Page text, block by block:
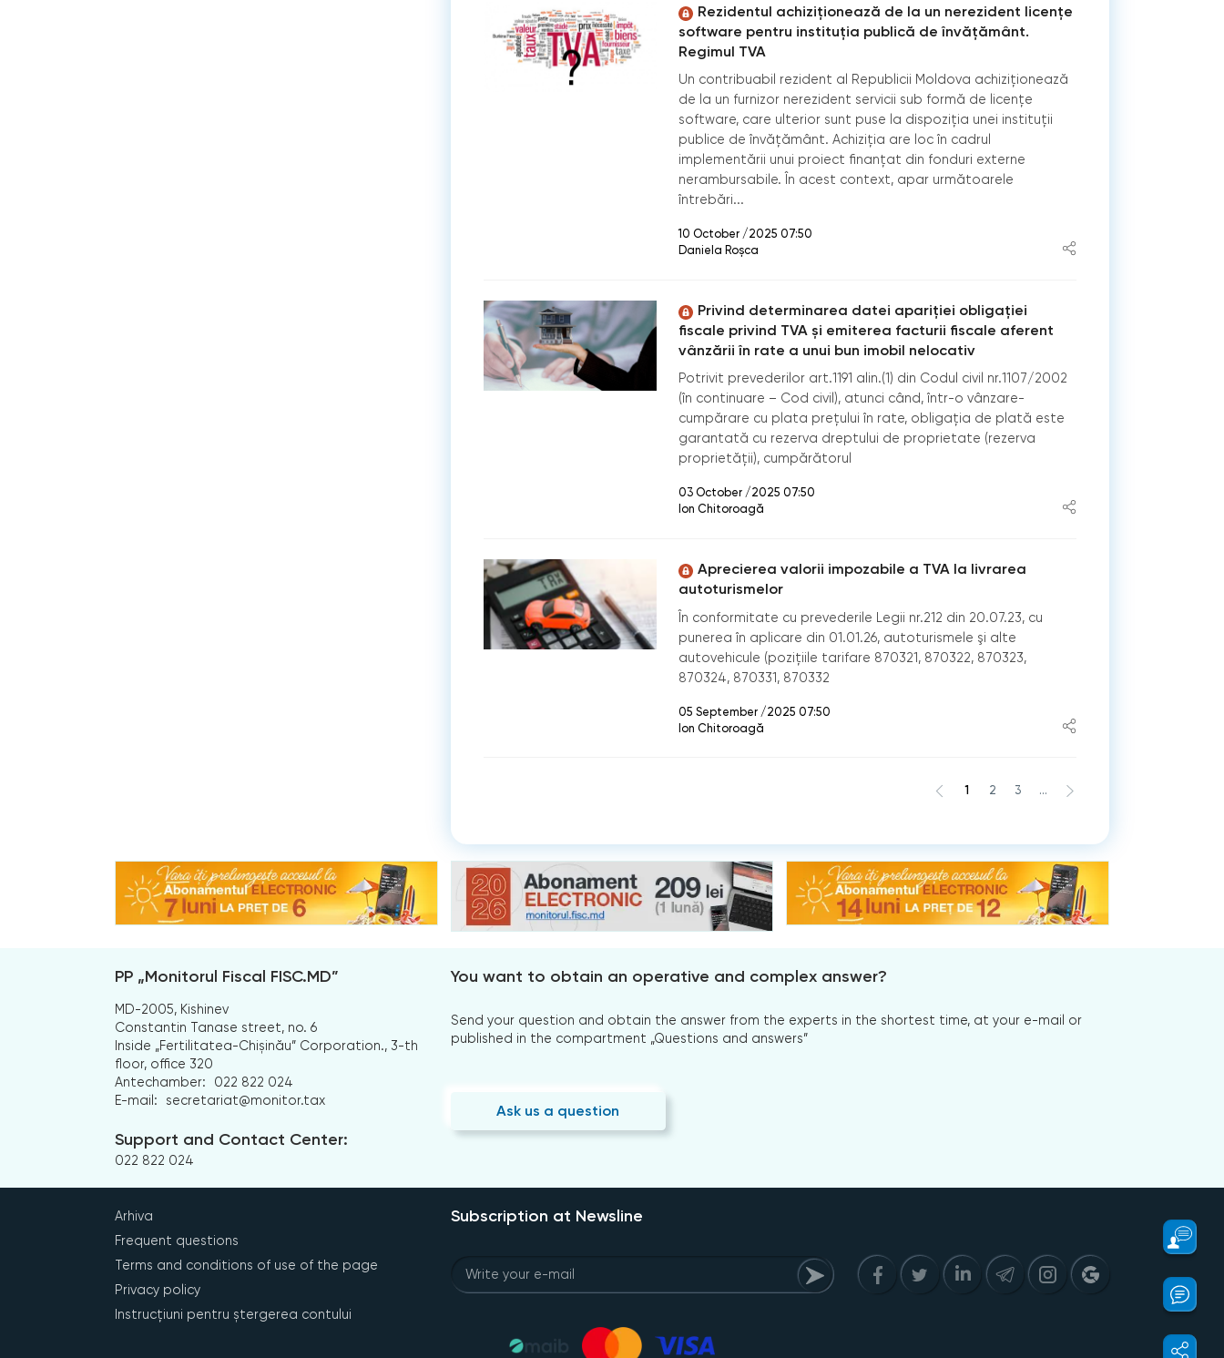
Rezidentul achiziționează de la un nerezident licențe
software pentru instituția publică de învățământ.
Regimul TVA
Un contribuabil rezident al Republicii Moldova achiziționează
de la un furnizor nerezident servicii sub formă de licențe
software, care ulterior sunt puse la dispoziția unei instituții
publice de învățământ. Achiziția are loc în cadrul
implementării unui proiect finanțat din fonduri externe
nerambursabile. În acest context, apar următoarele
întrebări...
10 October /2025 07:50
Daniela Roșca
Privind determinarea datei apariției obligației
fiscale privind TVA și emiterea facturii fiscale aferent
vânzării în rate a unui bun imobil nelocativ
Potrivit prevederilor art.1191 alin.(1) din Codul civil nr.1107/2002
(în continuare – Cod civil), atunci când, într-o vânzare-
cumpărare cu plata prețului în rate, obligația de plată este
garantată cu rezerva dreptului de proprietate (rezerva
proprietății), cumpărătorul
03 October /2025 07:50
Ion Chitoroagă
Aprecierea valorii impozabile a TVA la livrarea
autoturismelor
În conformitate cu prevederile Legii nr.212 din 20.07.23, cu
punerea în aplicare din 01.01.26, autoturismele şi alte
autovehicule (poziţiile tarifare 870321, 870322, 870323,
870324, 870331, 870332
05 September /2025 07:50
Ion Chitoroagă
1 2 3 ...
PP „Monitorul Fiscal FISC.MD”
MD-2005, Kishinev
Constantin Tanase street, no. 6
Inside „Fertilitatea-Chișinău” Corporation., 3-th
floor, office 320
Antechamber:
022 822 024
E-mail:
secretariat@monitor.tax
Support and Contact Center:
022 822 024
You want to obtain an operative and complex answer?
Send your question and obtain the answer from the experts in the shortest time, at your e-mail or
published in the compartment „Questions and answers”
Ask us a question
Arhiva
Frequent questions
Terms and conditions of use of the page
Privacy policy
Instrucțiuni pentru ștergerea contului
Subscription at Newsline